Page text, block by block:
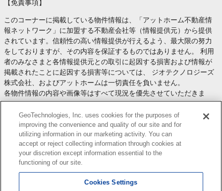
【免責事項】
このコーナーに掲載している物件情報は、「アットホーム不動産情
報ネットワーク」に加盟する不動産会社等（情報提供元）から提供
されています。信頼性の高い情報提供が行えるよう、最大限の努力
をしておりますが、その内容を保証するものではありません。 利用
者のみなさまと各情報提供元との取引に起因する損害および情報が
掲載されたことに起因する損害等については、 ジオテクノロジーズ
株式会社、およびアットホームは一切責任を負いません。
各物件情報の内容や画像等はすべて現況を優先させていただきま
す。
お取引等（お取引の準備、資金調達等を含みます）の際には、内容
や契約条件等について、 各情報提供元より十分な説明を受け、ご自
身でご確認の上、判断してください。
このコーナーへの物件情報のご掲載、その他不動産業務ソリューシ
ョン等についての不動産会社様のお問合せはこちら
します。
GeoTechnologies, Inc. uses cookies for the purposes of
improving the convenience and quality of our site and for
utilizing information in our marketing activity. You can
accept or reject collecting information through cookies at
your discretion except information essential to the
functioning of our site.
Cookies Settings